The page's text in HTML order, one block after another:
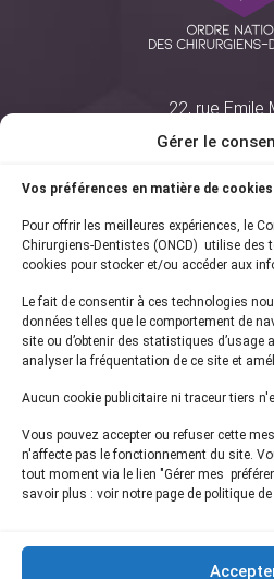
Gérer le
Vos préférences en matière de cookies
Pour offrir les meilleures expériences, le
Chirurgiens-Dentistes (ONCD) utilise des
cookies pour stocker et/ou accéder aux
Le fait de consentir à ces technologies
données telles que le comportement de
site ou d’obtenir des statistiques d’usage
analyser la fréquentation de ce site et
Aucun cookie publicitaire ni traceur tiers
Vous pouvez accepter ou refuser cette
n'affecte pas le fonctionnement du site.
tout moment via le lien "Gérer mes
savoir plus : voir notre page de politique
22, rue Emile
75761 Paris
01 44 34
Presse
Informations
Plan du
Inscrivez-vous à